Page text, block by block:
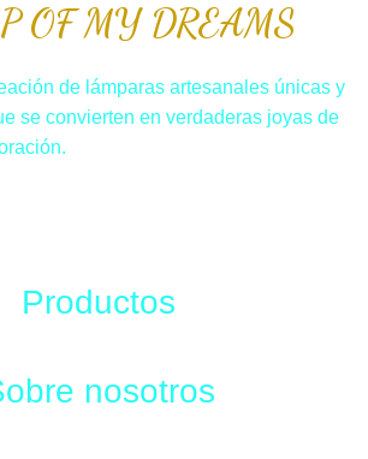
OF MY DREAMS
de lámparas artesanales únicas y
se convierten en verdaderas joyas de
Productos
nosotros